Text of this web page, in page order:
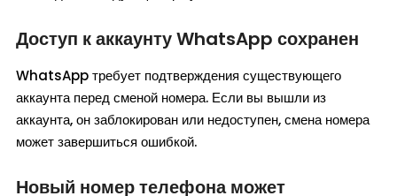
Доступ к аккаунту WhatsApp сохранен
WhatsApp требует подтверждения существующего
аккаунта перед сменой номера. Если вы вышли из
аккаунта, он заблокирован или недоступен, смена номера
может завершиться ошибкой.
Новый номер телефона может